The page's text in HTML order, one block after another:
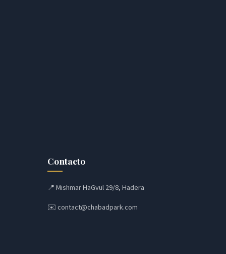
Contacto
📍 Mishmar HaGvul 29/8, Hadera
✉️contact@chabadpark.com